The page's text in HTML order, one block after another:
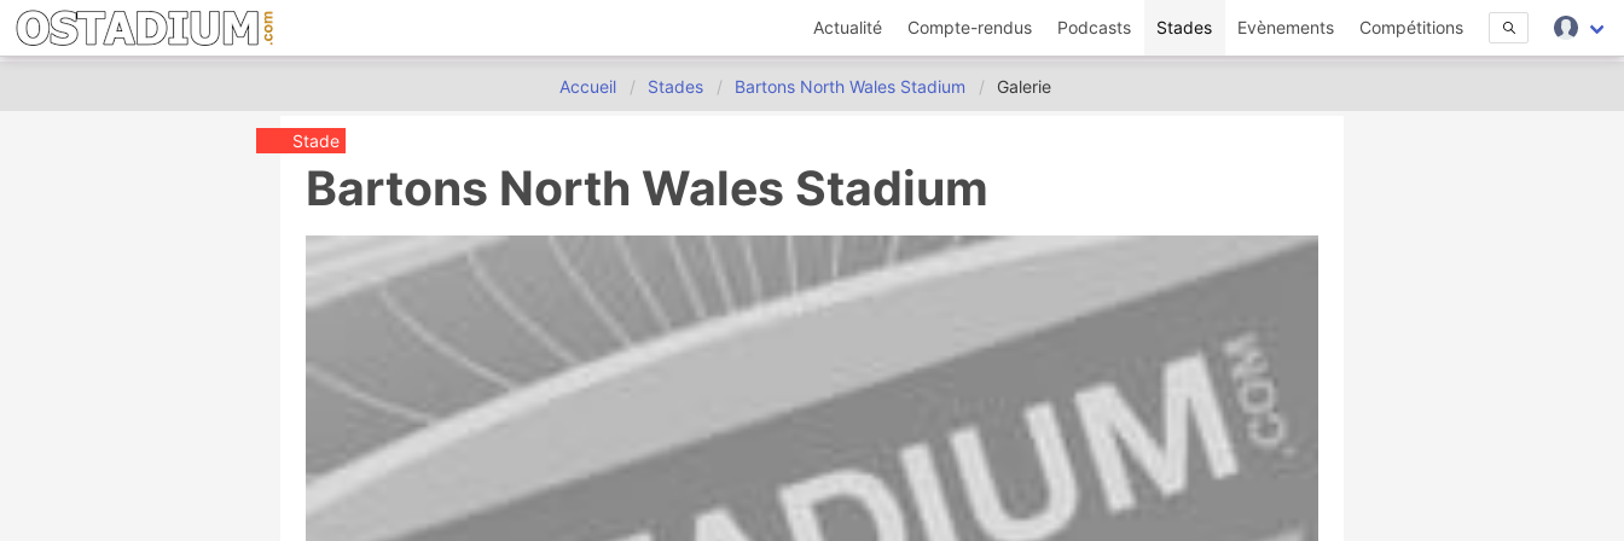
Actualité Compte-rendus Podcasts Stades Evènements Compétitions
Accueil Stades Bartons North Wales Stadium Galerie
Stade
Bartons North Wales Stadium